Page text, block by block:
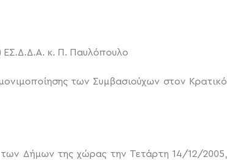
ΕΣ.Δ.Δ.Α. κ. Π. Παυλόπουλο
των Συμβασιούχων στον Κρατικό
Δήμων της χώρας την Τετάρτη 14/12/2005,